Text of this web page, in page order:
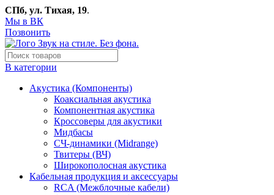
СПб, ул. Тихая, 19.
Мы в ВК
Позвонить
В категории
Акустика (Компоненты)
Коаксиальная акустика
Компонентная акустика
Кроссоверы для акустики
Мидбасы
СЧ-динамики (Midrange)
Твитеры (ВЧ)
Широкополосная акустика
Кабельная продукция и аксессуары
RCA (Межблочные кабели)